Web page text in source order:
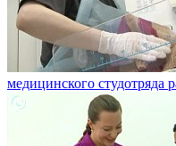
медицинского студотряда